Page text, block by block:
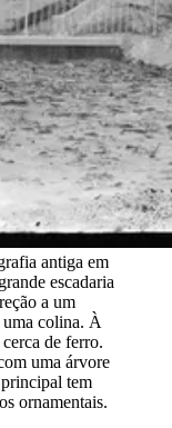
antiga em
escadaria
a um
colina. À
de ferro.
uma árvore
tem
ornamentais.